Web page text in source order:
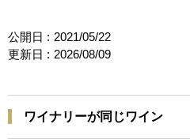
公開日 : 2021/05/22
更新日 : 2026/08/09
ワイナリーが同じワイン